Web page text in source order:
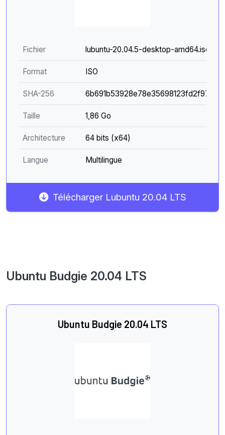
Fichier lubuntu-20.04.5-desktop-amd64.iso
Format ISO
SHA-256
Taille 1,86 Go
Architecture 64 bits (x64)
Langue Multilingue
Télécharger Lubuntu 20.04 LTS
Ubuntu Budgie 20.04 LTS
Ubuntu Budgie 20.04 LTS